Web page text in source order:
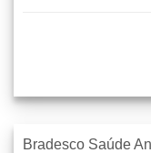
Bradesco Saúde